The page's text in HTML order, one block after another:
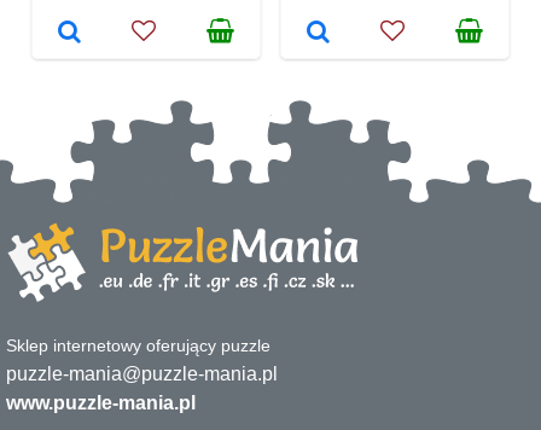
Sklep internetowy oferujący puzzle
puzzle-mania@puzzle-mania.pl
www.puzzle-mania.pl